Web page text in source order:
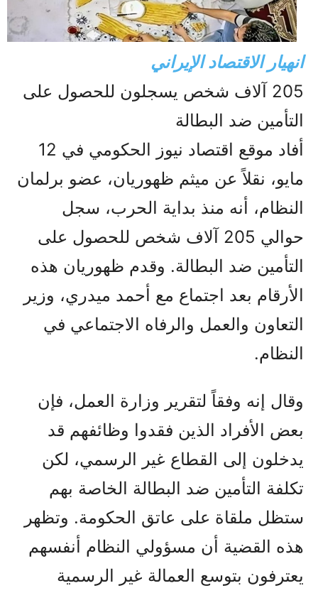
انهيار الاقتصاد الإيراني
205 آلاف شخص يسجلون للحصول على
التأمين ضد البطالة
أفاد موقع اقتصاد نيوز الحكومي في 12
مايو، نقلاً عن ميثم ظهوريان، عضو برلمان
النظام، أنه منذ بداية الحرب، سجل
حوالي 205 آلاف شخص للحصول على
التأمين ضد البطالة. وقدم ظهوريان هذه
الأرقام بعد اجتماع مع أحمد ميدري، وزير
التعاون والعمل والرفاه الاجتماعي في
النظام.
وقال إنه وفقاً لتقرير وزارة العمل، فإن
بعض الأفراد الذين فقدوا وظائفهم قد
يدخلون إلى القطاع غير الرسمي، لكن
تكلفة التأمين ضد البطالة الخاصة بهم
ستظل ملقاة على عاتق الحكومة. وتظهر
هذه القضية أن مسؤولي النظام أنفسهم
يعترفون بتوسع العمالة غير الرسمية